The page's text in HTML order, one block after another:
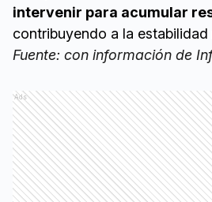
intervenir para acumular
contribuyendo a la
Fuente: con información de
Ads